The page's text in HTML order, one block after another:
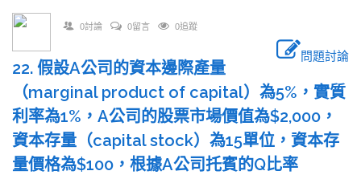
0討論 0留言 0追蹤
問題討論
22. 假設A公司的資本邊際產量
（marginal product of capital）為5%，實質
利率為1%，A公司的股票市場價值為$2,000，
資本存量（capital stock）為15單位，資本存
量價格為$100，根據A公司托賓的Q比率